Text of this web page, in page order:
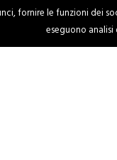
CRONACA
fornire le funzioni dei
eseguono